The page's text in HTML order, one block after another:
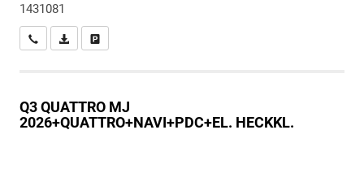
1431081
Wir rufen Sie anPDF-Datei, Fahrzeugexposé drucken
Q3QUATTRO MJ
2026+QUATTRO+NAVI+PDC+EL. HECKKL.